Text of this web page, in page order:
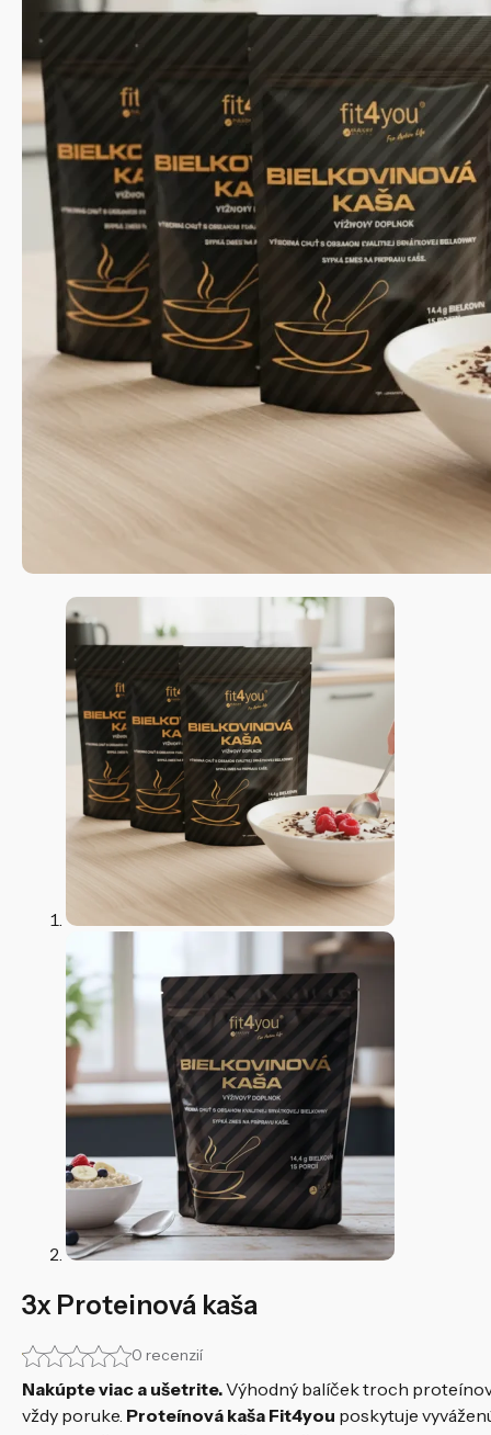
3x Proteinová kaša
0 recenzií
Nakúpte viac a ušetrite.Výhodný balíček troch
vždy poruke. Proteínová kaša Fit4you poskytuje